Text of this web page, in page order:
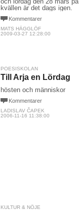
kvällen är det dags igen.
Kommentarer
MATS HÄGGLÖF
2009-03-27 12:28:00
POESISKOLAN
Till Arja en Lördag
hösten och människor
Kommentarer
LADISLAV ČAPEK
2006-11-16 11:38:00
KULTUR & NÖJE